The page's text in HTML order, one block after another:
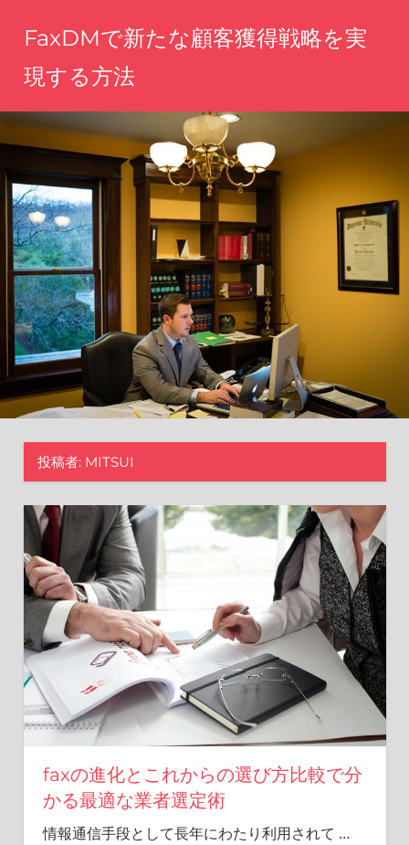
ツ
へ
ス
キ
ッ
プ
FaxDMで新たな顧客獲得戦略を実
現する方法
軽
に
力
を
伝
え、
理
想
の
顧
客
に
届
く
新
し
ア
プ
チ
を。
投稿者: MITSUI
faxの進化とこれからの選び方比較で分
かる最適な業者選定術
情報通信手段として長年にわたり利用されて …